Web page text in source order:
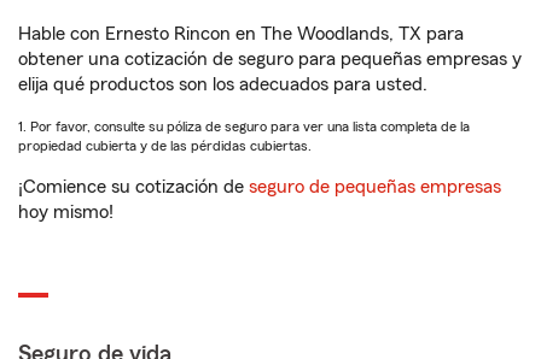
Hable con Ernesto Rincon en The Woodlands, TX para
obtener una cotización de seguro para pequeñas empresas y
elija qué productos son los adecuados para usted.
1. Por favor, consulte su póliza de seguro para ver una lista completa de la
propiedad cubierta y de las pérdidas cubiertas.
¡Comience su cotización de seguro de pequeñas empresas
hoy mismo!
Seguro de vida